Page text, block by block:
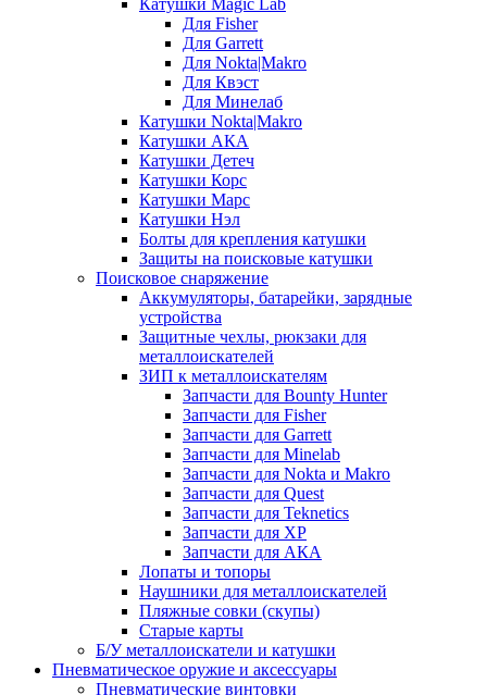
Для Fisher
Для Garrett
Для Nokta|Makro
Для Квэст
Для Минелаб
Катушки Nokta|Makro
Катушки АКА
Катушки Детеч
Катушки Корс
Катушки Марс
Катушки Нэл
Болты для крепления катушки
Защиты на поисковые катушки
Поисковое снаряжение
Аккумуляторы, батарейки, зарядные
устройства
Защитные чехлы, рюкзаки для
металлоискателей
ЗИП к металлоискателям
Запчасти для Bounty Hunter
Запчасти для Fisher
Запчасти для Garrett
Запчасти для Minelab
Запчасти для Nokta и Makro
Запчасти для Quest
Запчасти для Teknetics
Запчасти для XP
Запчасти для АКА
Лопаты и топоры
Наушники для металлоискателей
Пляжные совки (скупы)
Старые карты
Б/У металлоискатели и катушки
Пневматическое оружие и аксессуары
Пневматические винтовки